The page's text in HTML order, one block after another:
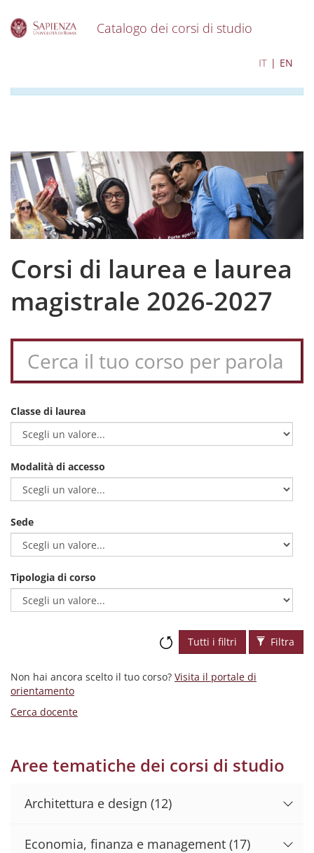
Catalogo dei corsi di studio
IT EN
I contenuti del catalogo per l'a.a. 2026-2027 sono in
Corsi di laurea e laurea
magistrale 2026-2027
Classe di laurea
Modalità di accesso
Sede
Tipologia di corso
Tutti i filtri Filtra
Non hai ancora scelto il tuo corso? Visita il portale di
orientamento
Cerca docente
Aree tematiche dei corsi di studio
Architettura e design (12)
Economia, finanza e management (17)